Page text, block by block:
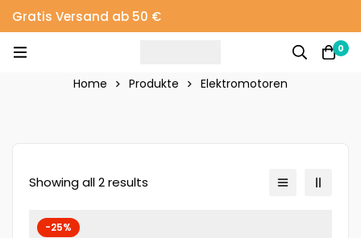
Gratis Versand ab 50 €
0
Home Produkte Elektromotoren
Showing all 2 results
-25%